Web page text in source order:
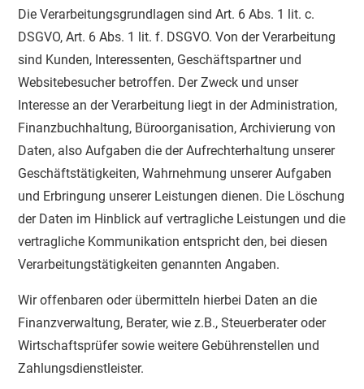
Die Verarbeitungsgrundlagen sind Art. 6 Abs. 1 lit. c.
DSGVO, Art. 6 Abs. 1 lit. f. DSGVO. Von der Verarbeitung
sind Kunden, Interessenten, Geschäftspartner und
Websitebesucher betroffen. Der Zweck und unser
Interesse an der Verarbeitung liegt in der Administration,
Finanzbuchhaltung, Büroorganisation, Archivierung von
Daten, also Aufgaben die der Aufrechterhaltung unserer
Geschäftstätigkeiten, Wahrnehmung unserer Aufgaben
und Erbringung unserer Leistungen dienen. Die Löschung
der Daten im Hinblick auf vertragliche Leistungen und die
vertragliche Kommunikation entspricht den, bei diesen
Verarbeitungstätigkeiten genannten Angaben.
Wir offenbaren oder übermitteln hierbei Daten an die
Finanzverwaltung, Berater, wie z.B., Steuerberater oder
Wirtschaftsprüfer sowie weitere Gebührenstellen und
Zahlungsdienstleister.